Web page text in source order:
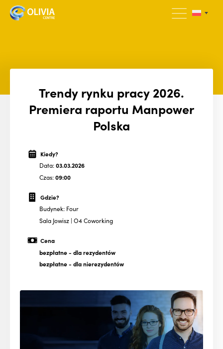
Trendy rynku pracy 2026.
Premiera raportu Manpower
Polska
Kiedy?
Data:03.03.2026
Czas:09:00
Gdzie?
Budynek: Four
Sala Jowisz | O4 Coworking
Cena
bezpłatne- dla rezydentów
bezpłatne- dla nierezydentów